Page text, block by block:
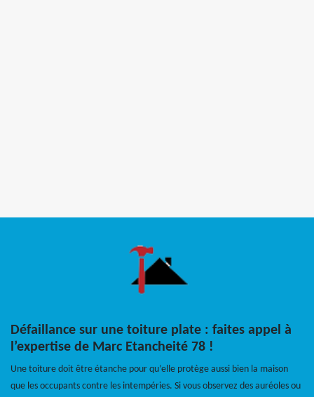
Défaillance sur une toiture plate : faites appel à
l’expertise de Marc Etancheité 78 !
Une toiture doit être étanche pour qu’elle protège aussi bien la maison
que les occupants contre les intempéries. Si vous observez des auréoles ou